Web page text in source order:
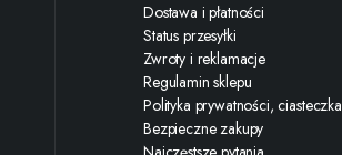
Dostawa i płatności
Status przesyłki
Zwroty i reklamacje
Regulamin sklepu
Polityka prywatności, ciasteczka
Bezpieczne zakupy